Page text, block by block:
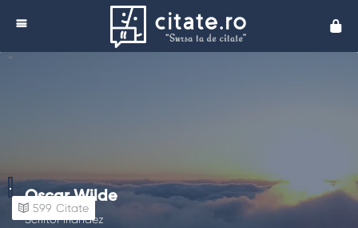
Oscar Wilde
Scriitor irlandez
599 Citate